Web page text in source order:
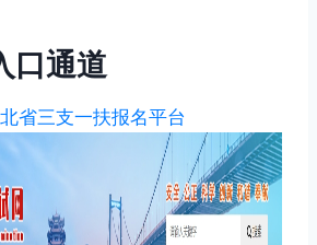
口通道
省三支一扶报名平台